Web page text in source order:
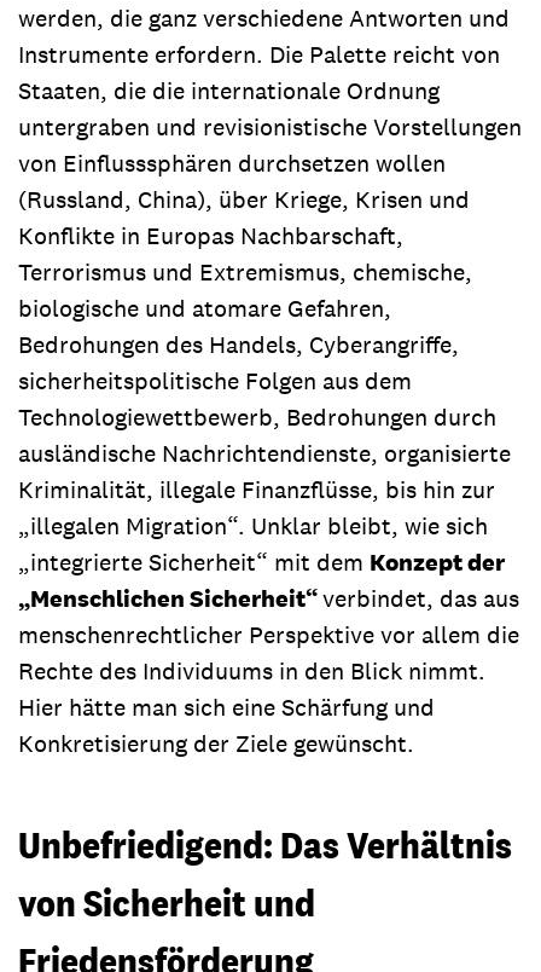
werden, die ganz verschiedene Antworten und
Instrumente erfordern. Die Palette reicht von
Staaten, die die internationale Ordnung
untergraben und revisionistische Vorstellungen
von Einflusssphären durchsetzen wollen
(Russland, China), über Kriege, Krisen und
Konflikte in Europas Nachbarschaft,
Terrorismus und Extremismus, chemische,
biologische und atomare Gefahren,
Bedrohungen des Handels, Cyberangriffe,
sicherheitspolitische Folgen aus dem
Technologiewettbewerb, Bedrohungen durch
ausländische Nachrichtendienste, organisierte
Kriminalität, illegale Finanzflüsse, bis hin zur
„illegalen Migration“. Unklar bleibt, wie sich
„integrierte Sicherheit“ mit dem Konzept der
„Menschlichen Sicherheit“verbindet, das aus
menschenrechtlicher Perspektive vor allem die
Rechte des Individuums in den Blick nimmt.
Hier hätte man sich eine Schärfung und
Konkretisierung der Ziele gewünscht.
Unbefriedigend: Das Verhältnis
von Sicherheit und
Friedensförderung